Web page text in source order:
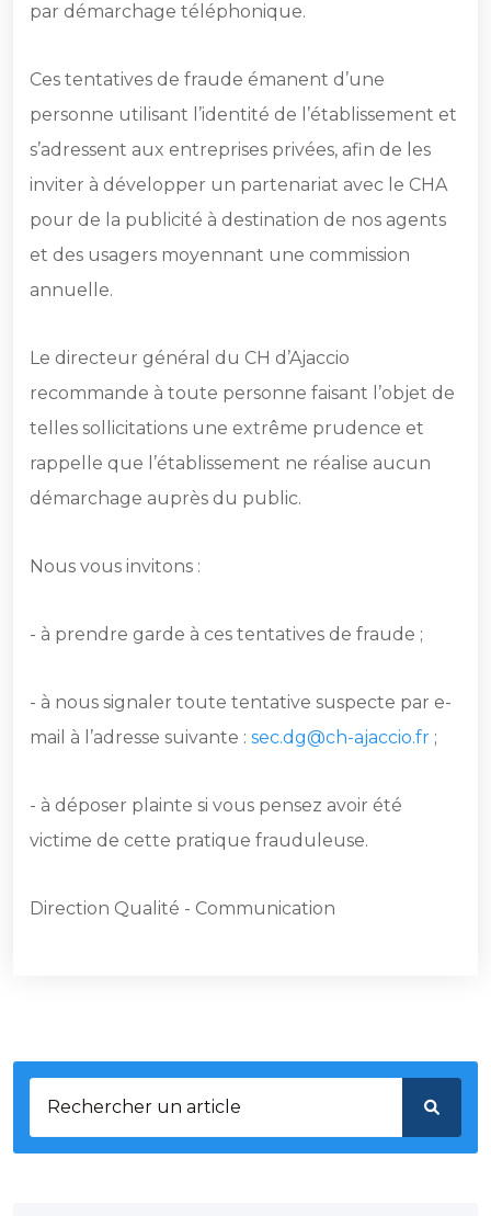
par démarchage téléphonique.
Ces tentatives de fraude émanent d’une
personne utilisant l’identité de l’établissement et
s’adressent aux entreprises privées, afin de les
inviter à développer un partenariat avec le CHA
pour de la publicité à destination de nos agents
et des usagers moyennant une commission
annuelle.
Le directeur général du CH d’Ajaccio
recommande à toute personne faisant l’objet de
telles sollicitations une extrême prudence et
rappelle que l’établissement ne réalise aucun
démarchage auprès du public.
Nous vous invitons :
- à prendre garde à ces tentatives de fraude ;
- à nous signaler toute tentative suspecte par e-
mail à l’adresse suivante : sec.dg@ch-ajaccio.fr ;
- à déposer plainte si vous pensez avoir été
victime de cette pratique frauduleuse.
Direction Qualité - Communication